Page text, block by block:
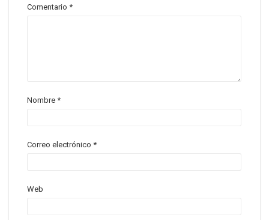
Comentario *
Nombre *
Correo electrónico *
Web